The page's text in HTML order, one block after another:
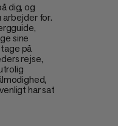
dig, og
arbejder for.
sine
på
rejse,
har sat